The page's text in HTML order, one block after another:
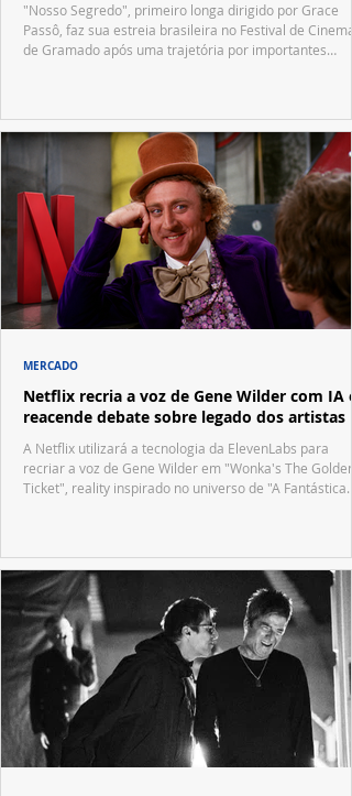
"Nosso Segredo", primeiro longa dirigido por Grace
Passô, faz sua estreia brasileira no Festival de Cinema
de Gramado após uma trajetória por importantes
Netflix recria a voz de Gene Wilder com IA e
reacende debate sobre legado dos artistas
A Netflix utilizará a tecnologia da ElevenLabs para
recriar a voz de Gene Wilder em "Wonka's The Golden
Ticket", reality inspirado no universo de "A Fantástica
MERCADO